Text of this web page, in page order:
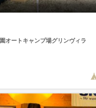
オートキャンプ場グリンヴィラ